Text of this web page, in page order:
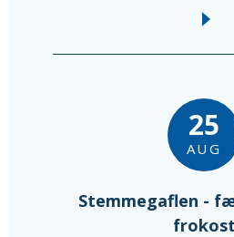
25
AUG
Stemmegaflen -
frokost